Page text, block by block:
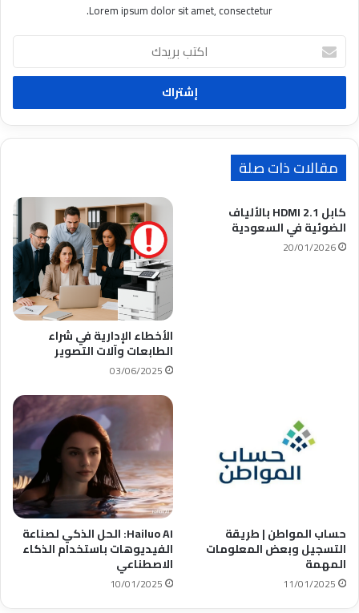
Lorem ipsum dolor sit amet, consectetur.
ا
ت
ب
ر
ي
كمقالات ذات صلة
كابل HDMI 2.1 بالألياف
الضوئية في السعودية
20/01/2026
الأخطاء الإدارية في شراء
الطابعات وآلات التصوير
03/06/2025
حساب المواطن | طريقة
التسجيل وبعض المعلومات
المهمة
11/01/2025
Hailuo AI: الحل الذكي لصناعة
الفيديوهات باستخدام الذكاء
الاصطناعي
10/01/2025